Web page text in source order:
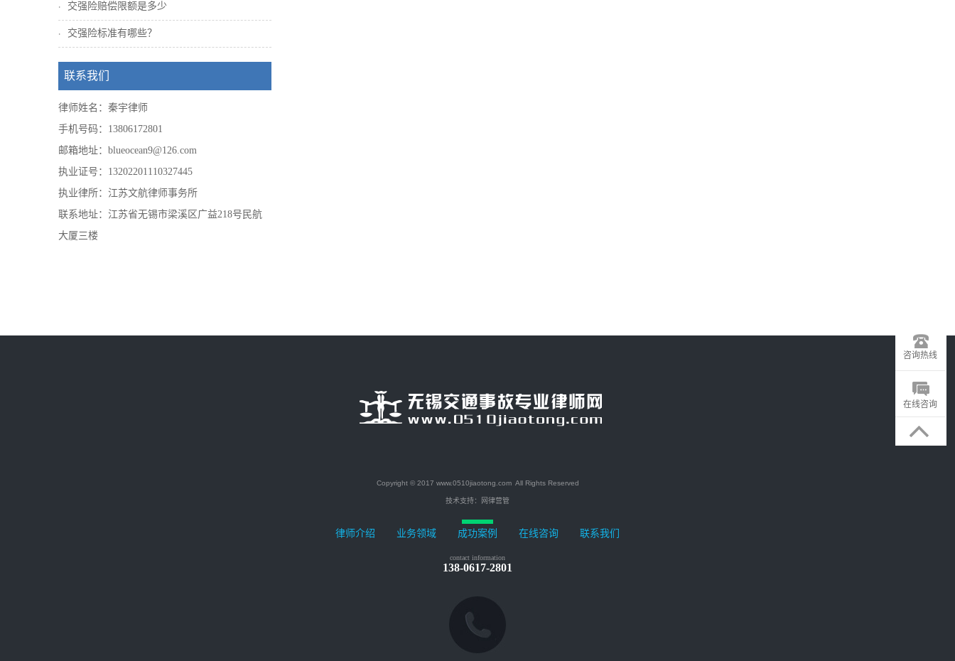
交强险赔偿限额是多少
交强险标准有哪些？
联系我们
律师姓名：秦宇律师
手机号码：13806172801
邮箱地址：blueocean9@126.com
执业证号：13202201110327445
执业律所：江苏文航律师事务所
联系地址：江苏省无锡市梁溪区广益218号民航
大厦三楼
Copyright © 2017 www.0510jiaotong.com All Rights Reserved
技术支持： 网律营管
律师介绍 业务领域 成功案例 在线咨询 联系我们
contact information
138-0617-2801
咨询热线
在线咨询